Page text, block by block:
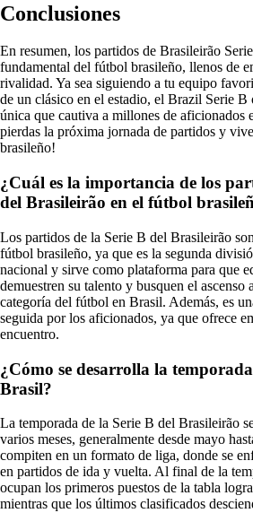
Conclusiones
En resumen, los partidos de Brasileirão
fundamental del fútbol brasileño, llenos de
rivalidad. Ya sea siguiendo a tu equipo
de un clásico en el estadio, el Brazil Serie B
única que cautiva a millones de aficionados
pierdas la próxima jornada de partidos y
brasileño!
¿Cuál es la importancia de los
del Brasileirão en el fútbol
Los partidos de la Serie B del Brasileirão
fútbol brasileño, ya que es la segunda
nacional y sirve como plataforma para que
demuestren su talento y busquen el ascenso
categoría del fútbol en Brasil. Además, es
seguida por los aficionados, ya que ofrece
encuentro.
¿Cómo se desarrolla la
Brasil?
La temporada de la Serie B del Brasileirão
varios meses, generalmente desde mayo
compiten en un formato de liga, donde se
en partidos de ida y vuelta. Al final de la
ocupan los primeros puestos de la tabla
mientras que los últimos clasificados